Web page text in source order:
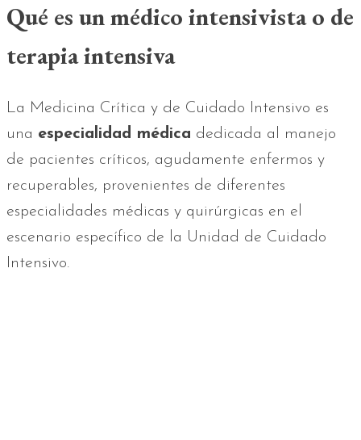
Qué es un médico intensivista o de
terapia intensiva
La Medicina Crítica y de Cuidado Intensivo es
una especialidad médica dedicada al manejo
de pacientes críticos, agudamente enfermos y
recuperables, provenientes de diferentes
especialidades médicas y quirúrgicas en el
escenario específico de la Unidad de Cuidado
Intensivo.